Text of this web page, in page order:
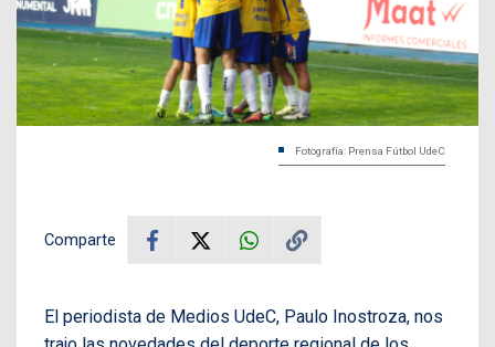
Fotografía: Prensa Fútbol UdeC
Comparte
El periodista de Medios UdeC, Paulo Inostroza, nos